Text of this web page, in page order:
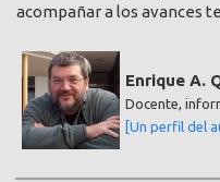
acompañar a los avances
Enrique A.
Docente,
[Un perfil del